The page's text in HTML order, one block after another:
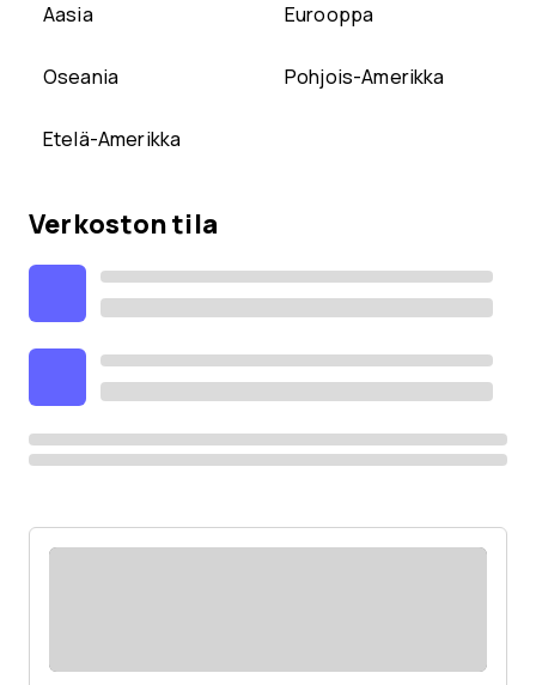
Aasia Eurooppa
Oseania Pohjois-Amerikka
Etelä-Amerikka
Verkoston tila